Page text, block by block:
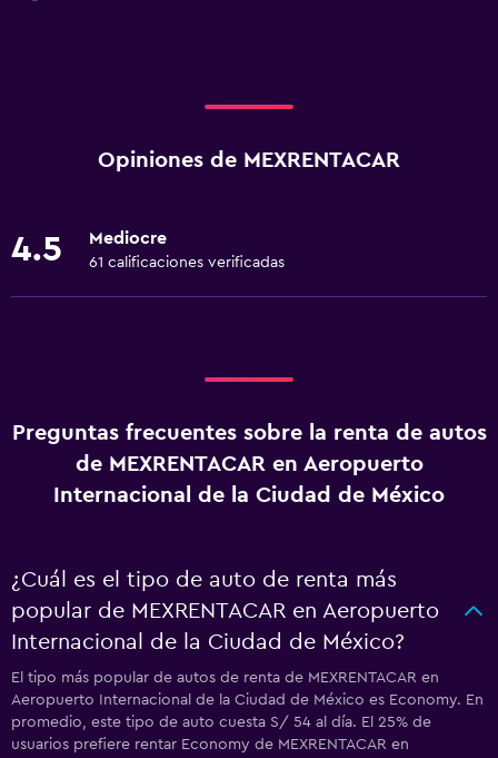
Opiniones de MEXRENTACAR
4.5 Mediocre
61 calificaciones verificadas
Preguntas frecuentes sobre la renta de autos
de MEXRENTACAR en Aeropuerto
Internacional de la Ciudad de México
¿Cuál es el tipo de auto de renta más
popular de MEXRENTACAR en Aeropuerto
Internacional de la Ciudad de México?
El tipo más popular de autos de renta de MEXRENTACAR en
Aeropuerto Internacional de la Ciudad de México es Economy. En
promedio, este tipo de auto cuesta S/ 54 al día. El 25% de
usuarios prefiere rentar Economy de MEXRENTACAR en